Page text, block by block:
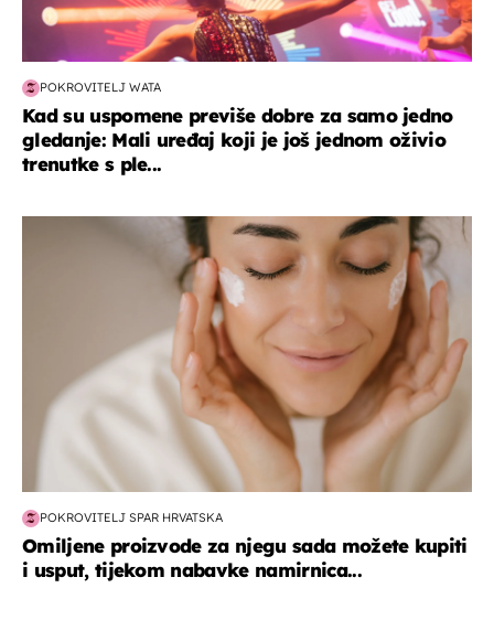
POKROVITELJ WATA
Kad su uspomene previše dobre za samo jedno
gledanje: Mali uređaj koji je još jednom oživio
trenutke s ple...
moda & ljepota
POKROVITELJ SPAR HRVATSKA
Omiljene proizvode za njegu sada možete kupiti
i usput, tijekom nabavke namirnica...